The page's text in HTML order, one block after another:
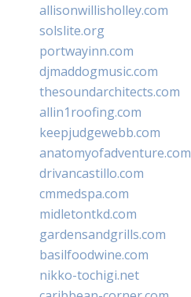
allisonwillisholley.com
solslite.org
portwayinn.com
djmaddogmusic.com
thesoundarchitects.com
allin1roofing.com
keepjudgewebb.com
anatomyofadventure.com
drivancastillo.com
cmmedspa.com
midletontkd.com
gardensandgrills.com
basilfoodwine.com
nikko-tochigi.net